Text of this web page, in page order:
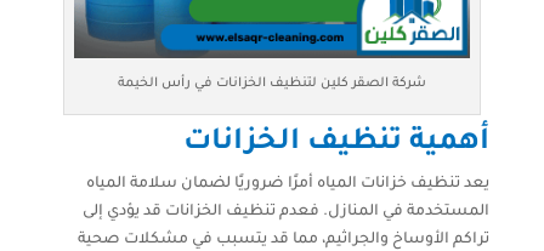
شركة الصقر كلين لتنظيف الخزانات في رأس الخيمة
أهمية تنظيف الخزانات
يعد تنظيف خزانات المياه أمرًا ضروريًا لضمان سلامة المياه
المستخدمة في المنازل. فعدم تنظيف الخزانات قد يؤدي إلى
تراكم الأوساخ والجراثيم، مما قد يتسبب في مشكلات صحية